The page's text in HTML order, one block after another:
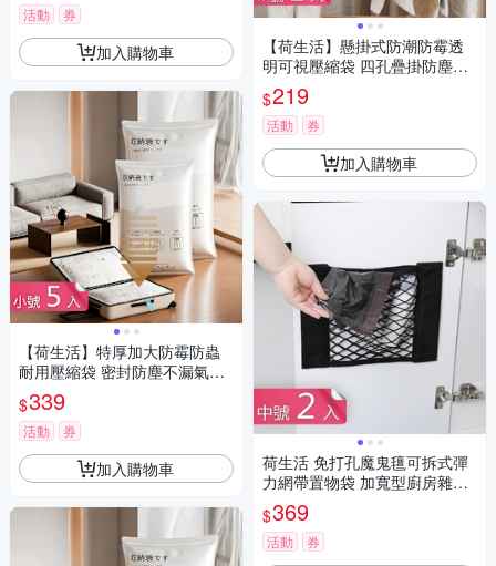
活動 券
加入購物車
【荷生活】特厚加大防霉防蟲
耐用壓縮袋 密封防塵不漏氣真
空壓縮收納袋-小號5入組
$339
活動 券
加入購物車
【荷生活】懸掛式防潮防霉透
明可視壓縮袋 四孔疊掛防塵衣
物真空收納袋-M號1入組
$219
活動 券
加入購物車
荷生活 免打孔魔鬼氊可拆式彈
力網帶置物袋 加寬型廚房雜物
收納袋-中號2入
$369
活動 券